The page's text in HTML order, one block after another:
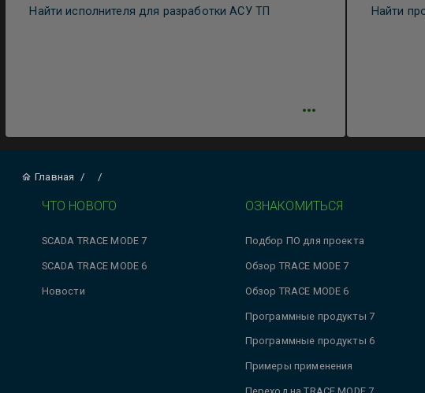
Найти исполнителя для разработки АСУ ТП Найти
Главная / /
ЧТО НОВОГО
SCADA TRACE MODE 7
SCADA TRACE MODE 6
Новости
ОЗНАКОМИТЬСЯ
Подбор ПО для проекта
Обзор TRACE MODE 7
Обзор TRACE MODE 6
Программные продукты 7
Программные продукты 6
Примеры применения